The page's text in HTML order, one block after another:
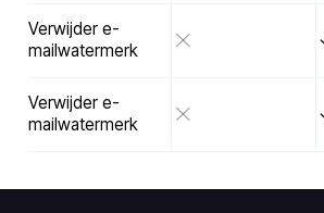
Verwijder e-
mailwatermerk
Verwijder e-
mailwatermerk